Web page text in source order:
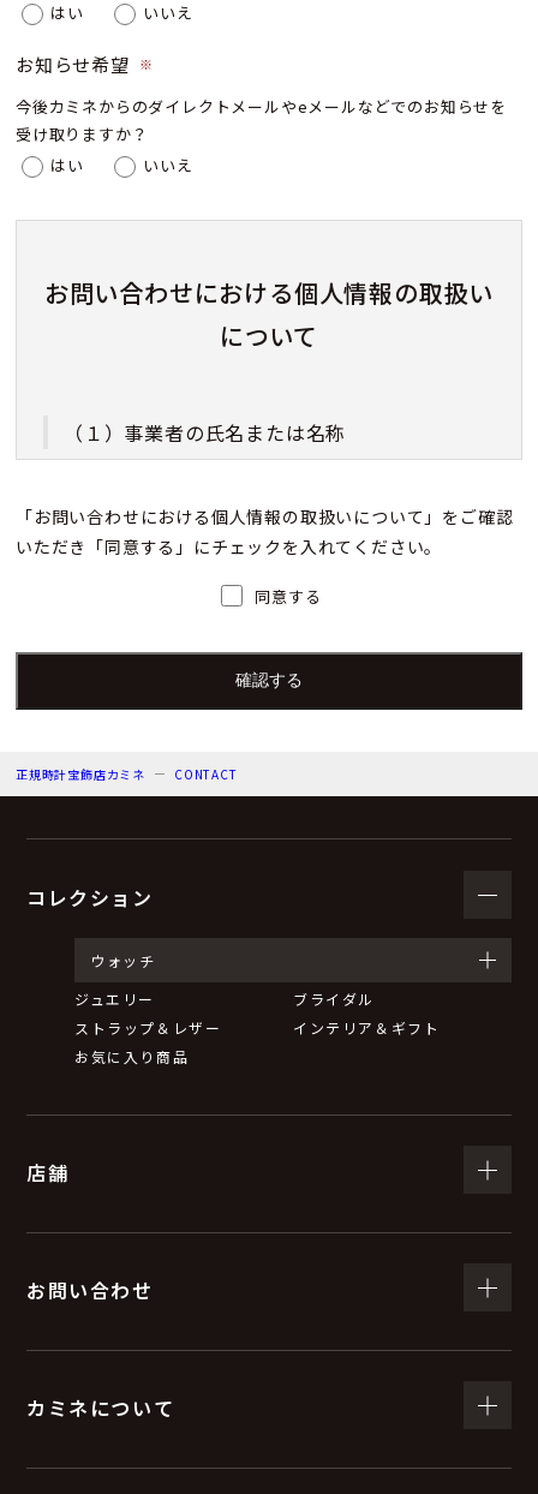
はい
いいえ
お知らせ希望 ※
今後カミネからのダイレクトメールやeメールなどでのお知らせを
受け取りますか？
はい
いいえ
お問い合わせにおける個人情報の取扱い
について
（１）事業者の氏名または名称
株式会社カミネ
人）の氏名又は職名、所属及び連絡先
個人情報保護管理者：上根 彩
（３）個人情報の利用目的
弊社からのお知らせ等の情報をお送りするため。
（４）個人情報の第三者提供について
取得した個人情報は、法令等による場合を除いて第三者
に提供することはありません。
（５）個人情報の取扱いの委託について
取得した個人情報の取扱いの全部又は一部を委託するこ
置にて個人情報の取扱いを行っている企業を選定し、委
果
個人情報を与えることは任意です。
「お問い合わせにおける個人情報の取扱いについて」をご確認
いただき「同意する」にチェックを入れてください。
同意する
正規時計宝飾店カミネ CONTACT
コレクション
ウォッチ
ジュエリー
ブライダル
ストラップ＆レザー
インテリア＆ギフト
お気に入り商品
店舗
お問い合わせ
カミネについて